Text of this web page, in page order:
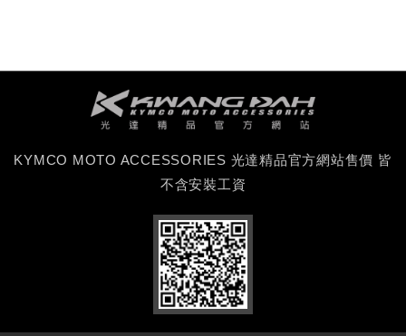
KYMCO MOTO ACCESSORIES 光達精品官方網站售價 皆
不含安裝工資